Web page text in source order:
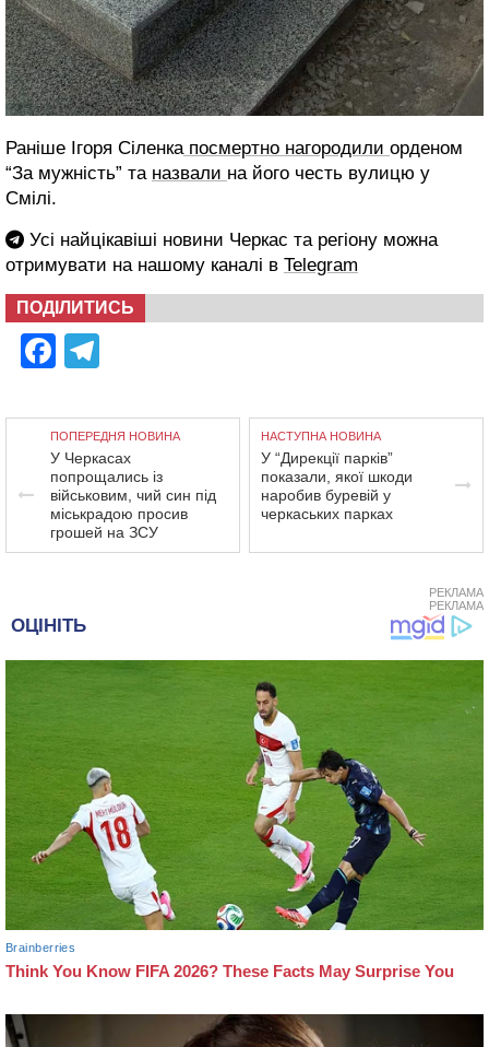
Раніше Ігоря Сіленка посмертно нагородили орденом
“За мужність” та назвали на його честь вулицю у
Смілі.
Усі найцікавіші новини Черкас та регіону можна
отримувати на нашому каналі в Telegram
ПОДІЛИТИСЬ
Facebook
ПОПЕРЕДНЯ НОВИНА
У Черкасах
попрощались із
військовим, чий син під
міськрадою просив
грошей на ЗСУ
НАСТУПНА НОВИНА
У “Дирекції парків”
показали, якої шкоди
наробив буревій у
черкаських парках
РЕКЛАМА
РЕКЛАМА